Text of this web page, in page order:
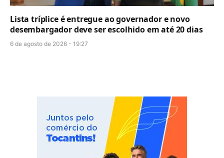
Lista tríplice é entregue ao governador e novo
desembargador deve ser escolhido em até 20 dias
6 de agosto de 2026 - 19:27